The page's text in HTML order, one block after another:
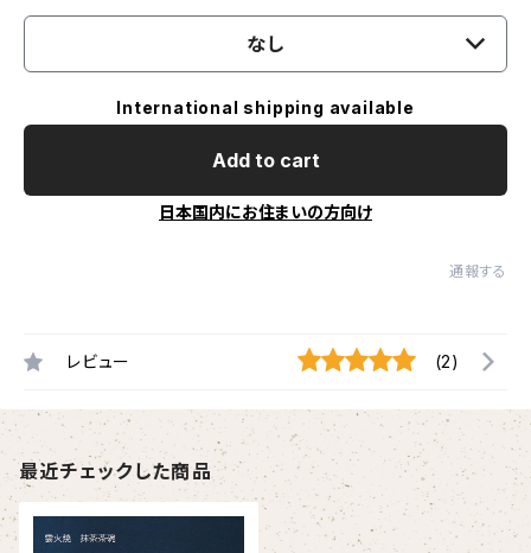
なし
International shipping available
Add to cart
日本国内にお住まいの方向け
通報する
レビュー (2)
最近チェックした商品